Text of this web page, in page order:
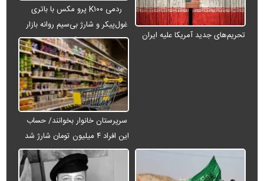
تحریم‌های جدید آمریکا علیه ایران
ردمی K۱۰۰ پرو مکس با باتری
غول‌پیکر و شارژ بی‌سیم روانه بازار
می‌شود
سرپرستان خانوار بخوانند/ حساب
این افراد ۴ میلیون تومان شارژ شد